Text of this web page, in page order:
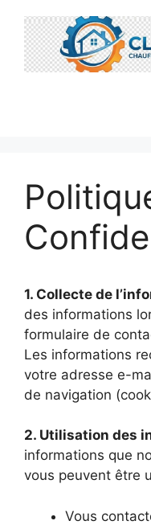
contenu
1. Collecte de
des informations
formulaire de
Les informations
votre adresse e-
de navigation
2. Utilisation des
informations que
vous peuvent être
Vous